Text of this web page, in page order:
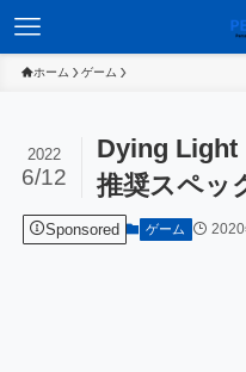
ホーム ゲーム
Dying Light
推奨スペッ
2022
6/12
Sponsored ゲーム